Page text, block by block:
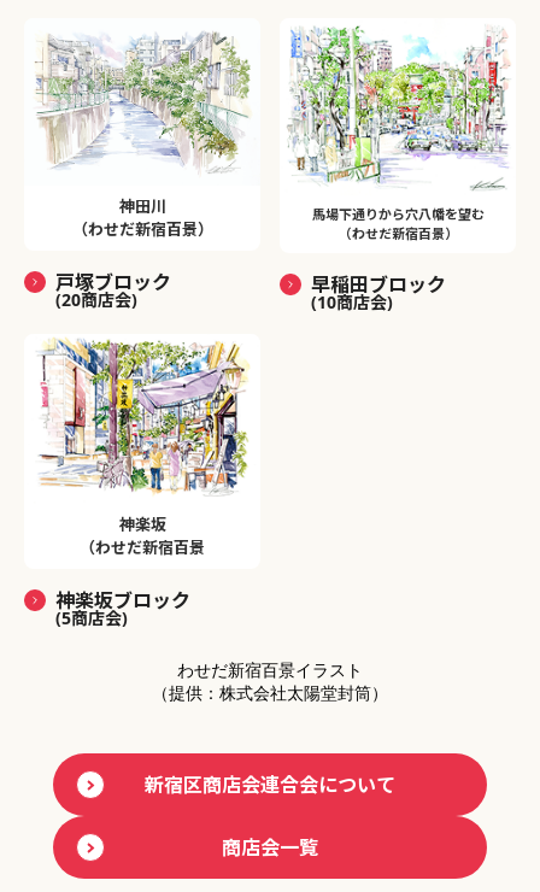
神田川
（わせだ新宿百景）
戸塚ブロック
(20商店会)
馬場下通りから穴八幡を望む
（わせだ新宿百景）
早稲田ブロック
(10商店会)
神楽坂
（わせだ新宿百景
神楽坂ブロック
(5商店会)
わせだ新宿百景イラスト
（提供：株式会社太陽堂封筒）
新宿区商店会連合会について
商店会一覧